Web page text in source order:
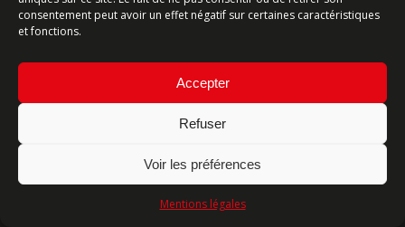
consentement peut avoir un effet négatif sur certaines caractéristiques
et fonctions.
Accepter
Refuser
Voir les préférences
Mentions légales
Lundi-Vendredi 8h-12h & 13h15-17h15 | Samedi 8h-
12h
Service Après-Vente : +33 (0)2 98 96 06 04
Mentions légales- Site réalisé par